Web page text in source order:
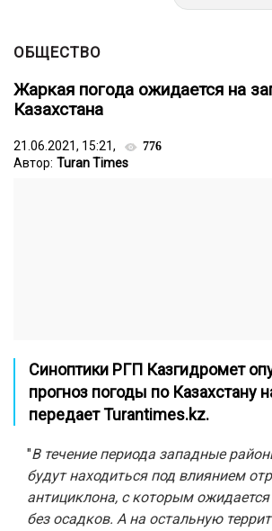
ОБЩЕСТВО
Жаркая погода ожидается на
Казахстана
21.06.2021, 15:21, 776
Автор: Turan Times
Синоптики РГП Казгидромет
прогноз погоды по Казахстану
передаетTurantimes.kz.
"В течение периода западные
будут находиться под влиянием
антициклона, с которым
без осадков. А на остальную